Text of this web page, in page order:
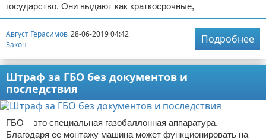
государство. Они выдают как краткосрочные,
Август Герасимов 28-06-2019 04:42
Закон
Подробнее
Штраф за ГБО без документов и
последствия
ГБО – это специальная газобаллонная аппаратура.
Благодаря ее монтажу машина может функционировать на